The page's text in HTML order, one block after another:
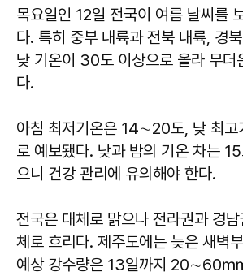
목요일인 12일 전국이 여름 날씨를
다. 특히 중부 내륙과 전북 내륙, 경
낮 기온이 30도 이상으로 올라 무더
다.
아침 최저기온은 14∼20도, 낮 최
로 예보됐다. 낮과 밤의 기온 차는
으니 건강 관리에 유의해야 한다.
전국은 대체로 맑으나 전라권과 경
체로 흐리다. 제주도에는 늦은 새벽
예상 강수량은 13일까지 20∼60